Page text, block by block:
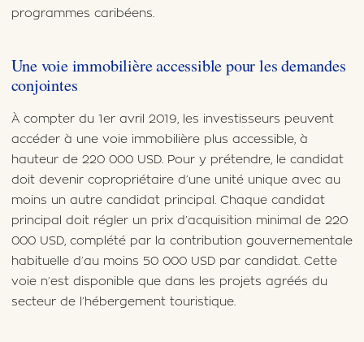
programmes caribéens.
Une voie immobilière accessible pour les demandes
conjointes
À compter du 1er avril 2019, les investisseurs peuvent
accéder à une voie immobilière plus accessible, à
hauteur de 220 000 USD. Pour y prétendre, le candidat
doit devenir copropriétaire d’une unité unique avec au
moins un autre candidat principal. Chaque candidat
principal doit régler un prix d’acquisition minimal de 220
000 USD, complété par la contribution gouvernementale
habituelle d’au moins 50 000 USD par candidat. Cette
voie n’est disponible que dans les projets agréés du
secteur de l’hébergement touristique.